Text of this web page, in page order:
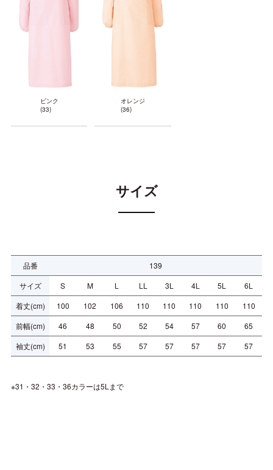
ピンク
(33)
オレンジ
(36)
サイズ
品番
139
サイズ
S M L LL 3L 4L 5L
6L
着丈(cm) 100 102 106 110 110 110 110
110
前幅(cm) 46 48 50 52 54 57 60
65
袖丈(cm) 51 53 55 57 57 57 57 57
※31・32・33・36カラーは5Lまで